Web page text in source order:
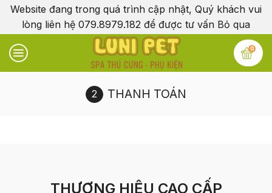
Website đang trong quá trình cập nhật, Quý khách vui
lòng liên hệ 079.8979.182 để được tư vấn Bỏ qua
0
THANH TOÁN
THƯƠNG HIỆU CAO CẤP